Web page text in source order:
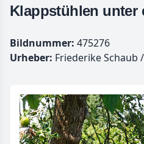
Klappstühlen unter
Bildnummer: 475276
Urheber: Friederike